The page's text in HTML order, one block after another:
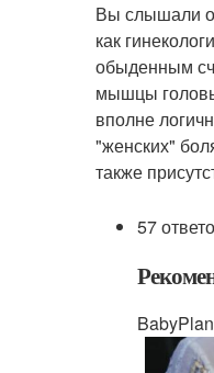
Вы слышали о
как
обыденным
мышцы
вполне
"женских"
также
57